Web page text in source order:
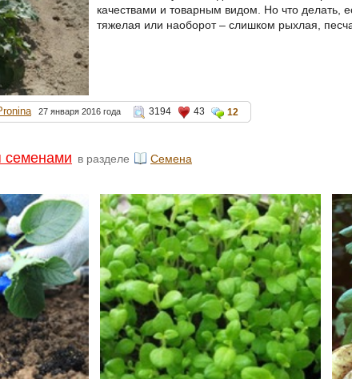
качествами и товарным видом. Но что делать,
тяжелая или наоборот – слишком рыхлая,
27 января 2016 года 3194 43 12
семенами в разделе Семена